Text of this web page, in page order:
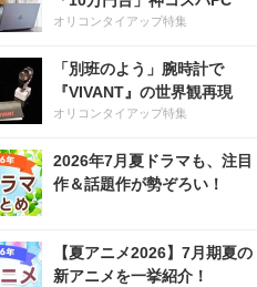
オリコンタイアップ特集
「別班のよう」腕時計で
『VIVANT』の世界観再現
オリコンタイアップ特集
2026年7月夏ドラマも、注目
作＆話題作が勢ぞろい！
【夏アニメ2026】7月期夏の
新アニメを一挙紹介！